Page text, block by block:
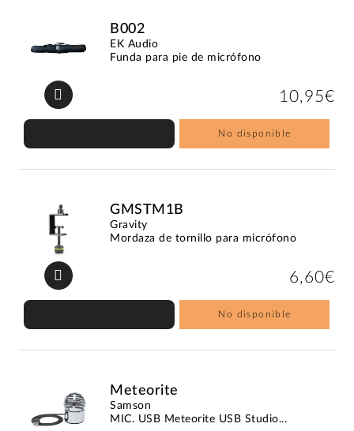
B002
EK Audio
Funda para pie de micrófono
10,95€
No disponible
GMSTM1B
Gravity
Mordaza de tornillo para micrófono
6,60€
No disponible
Meteorite
Samson
MIC. USB Meteorite USB Studio...